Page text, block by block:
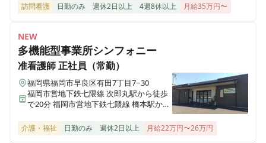
訪問看護 日勤のみ 週休2日以上 4週8休以上 月給35万円〜
NEW
多機能型事業所シンフォニー
准看護師正社員（常勤）
福岡県福岡市早良区有田7丁目7−30
福岡市営地下鉄七隈線 次郎丸駅から徒歩
で20分 福岡市営地下鉄七隈線 橋本駅から
介護・福祉 日勤のみ 週休2日以上 月給22万円〜26万円